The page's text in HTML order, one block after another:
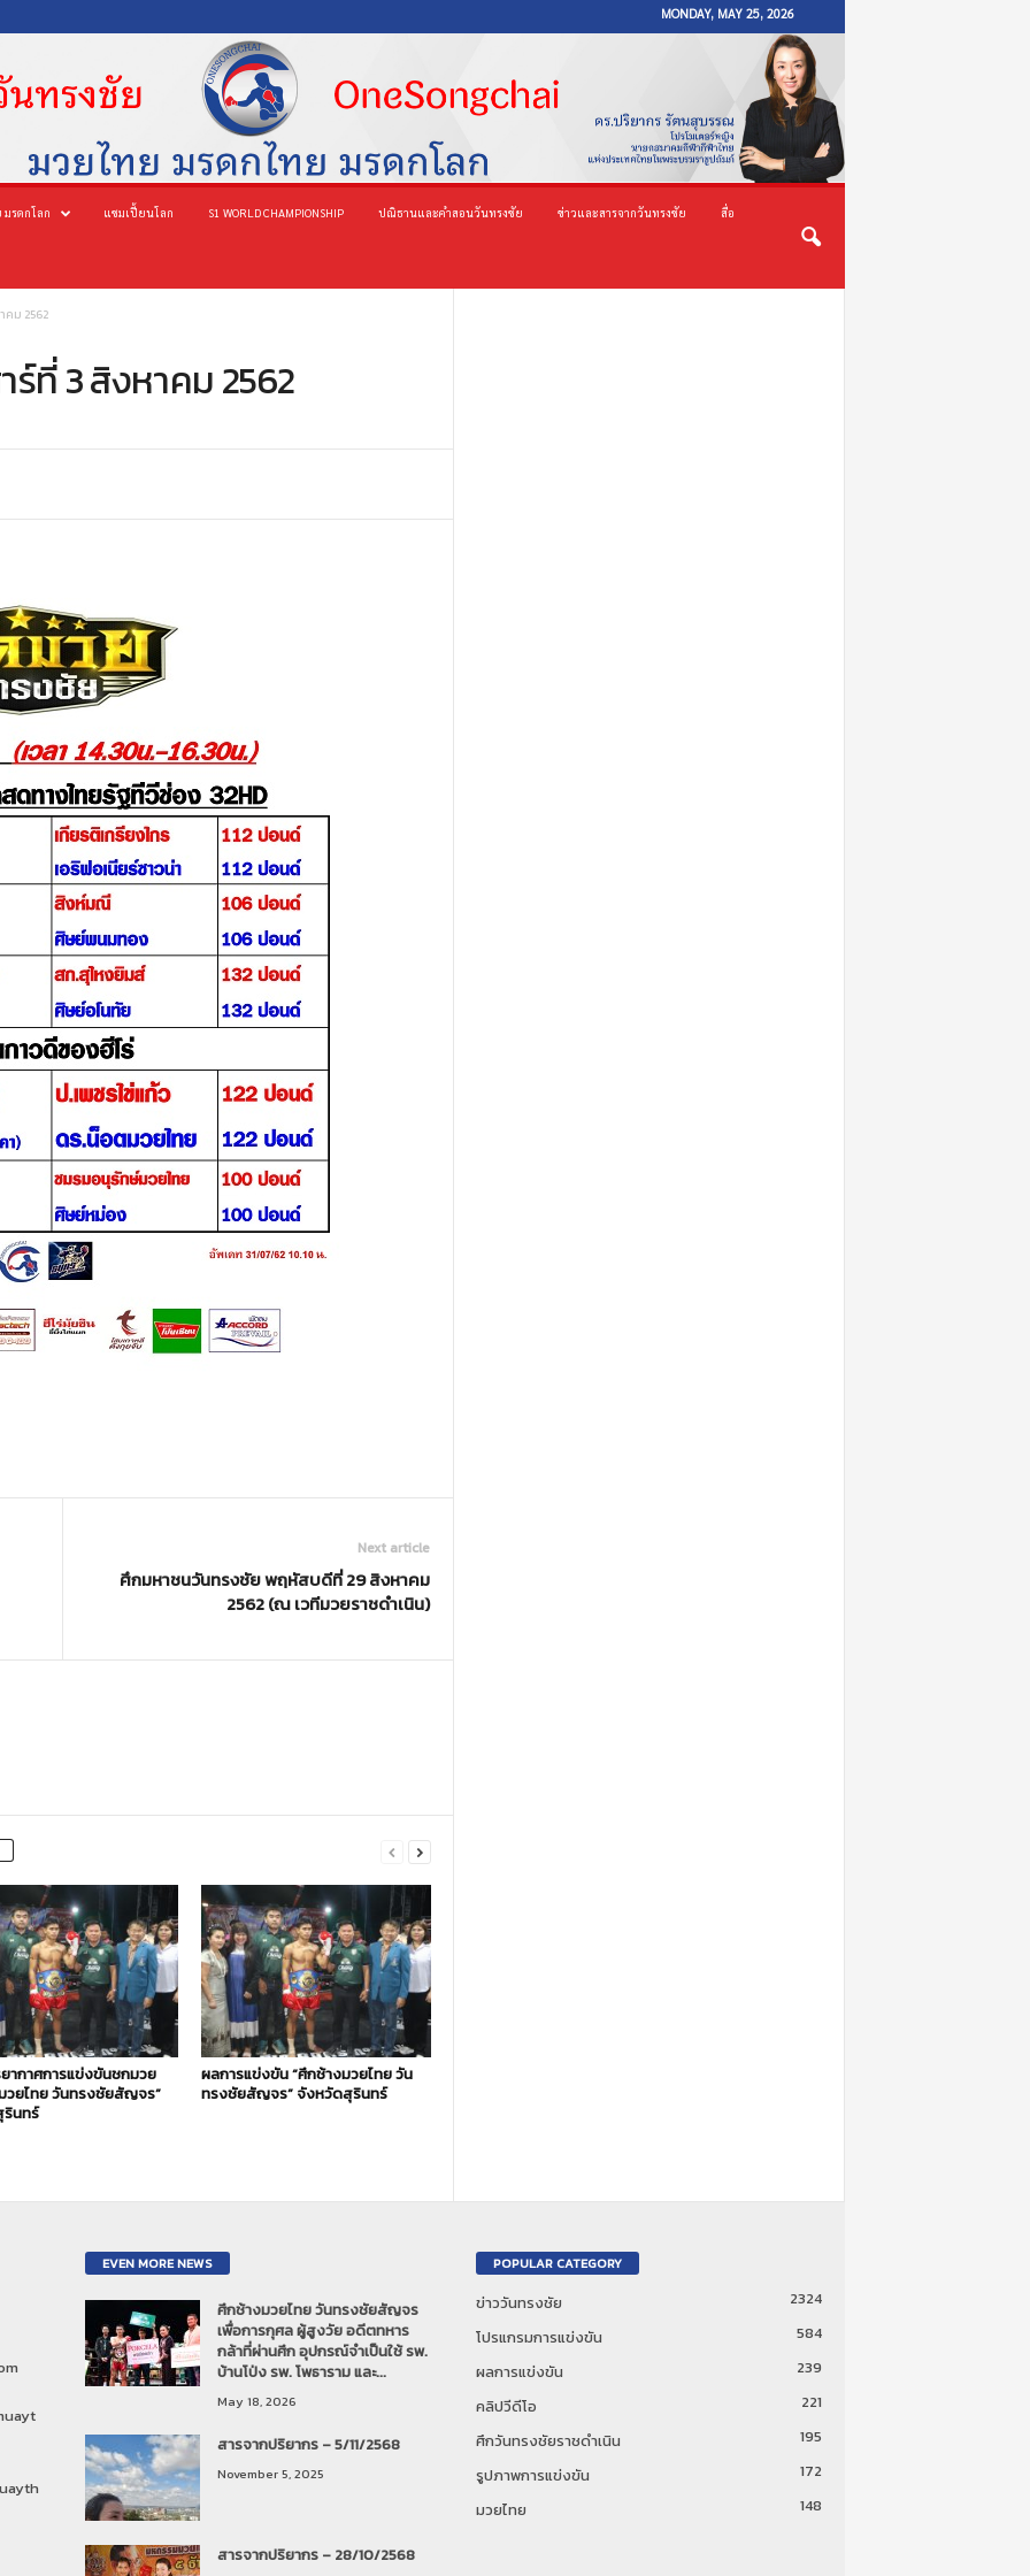
MONDAY, MAY 25, 2026
รดกโลก แชมเปี้ยนโลก S1 WORLD CHAMPIONSHIP ปณิธานและคำสอนวันทรงชัย ข่าวและสารจากวันทรงชัย สื่อ
คม 2562
ที่ 3 สิงหาคม 2562
Next article
ศึกมหาชนวันทรงชัย พฤหัสบดีที่ 29 สิงหาคม
2562 (ณ เวทีมวยราชดำเนิน)
ากาศการแข่งขันชกมวย
วยไทย วันทรงชัยสัญจร”
นทร์
ผลการแข่งขัน “ศึกช้างมวยไทย วัน
ทรงชัยสัญจร” จังหวัดสุรินทร์
EVEN MORE NEWS
ศึกช้างมวยไทย วันทรงชัยสัญจร
เพื่อการกุศล ผู้สูงวัย อดีตทหาร
กล้าที่ผ่านศึก อุปกรณ์จำเป็นใช้ รพ.
บ้านโป่ง รพ. โพธาราม และ...
May 18, 2026
สารจากปริยากร – 5/11/2568
November 5, 2025
สารจากปริยากร – 28/10/2568
POPULAR CATEGORY
ข่าววันทรงชัย
2324
โปรแกรมการแข่งขัน
584
ผลการแข่งขัน
239
คลิปวีดีโอ
221
ศึกวันทรงชัยราชดำเนิน
195
รูปภาพการแข่งขัน
172
มวยไทย
148